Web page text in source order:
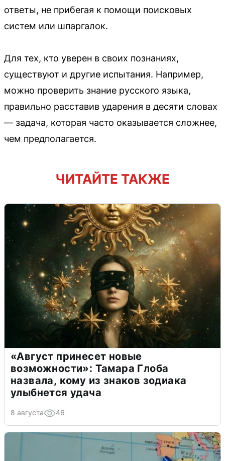
ответы, не прибегая к помощи поисковых
систем или шпаргалок.
Для тех, кто уверен в своих познаниях,
существуют и другие испытания. Например,
можно проверить знание русского языка,
правильно расставив ударения в десяти словах
— задача, которая часто оказывается сложнее,
чем предполагается.
ЧИТАЙТЕ ТАКЖЕ
«Август принесет новые
возможности»: Тамара Глоба
назвала, кому из знаков зодиака
улыбнется удача
8 августа 46